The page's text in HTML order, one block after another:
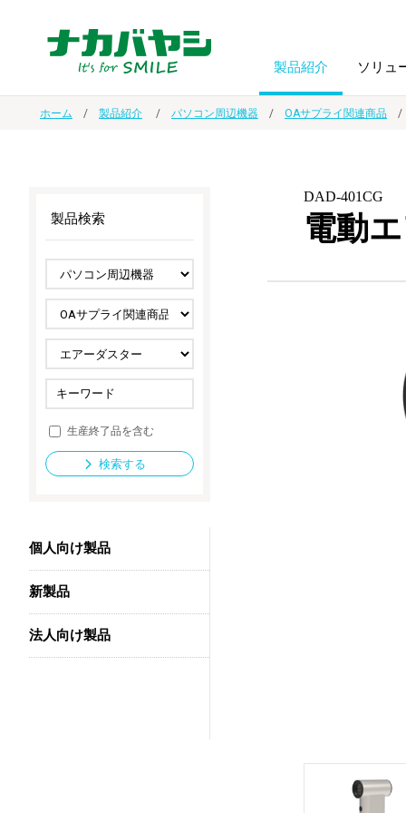
製品紹介
ノート
スマートフォン・
タブレット関連
防災・
セキュリティ用品
法人向け製品
ソリュ
オーダー手帳・ノベルティ制作
ドキュメントスキャニングサービス
導入事例
IR情報
サステナビリティ
ホーム 製品紹介 パソコン周辺機器 OAサプライ関連商品
DAD-401CG
電動
製品検索
生産終了品を含む
検索する
個人向け製品
新製品
法人向け製品